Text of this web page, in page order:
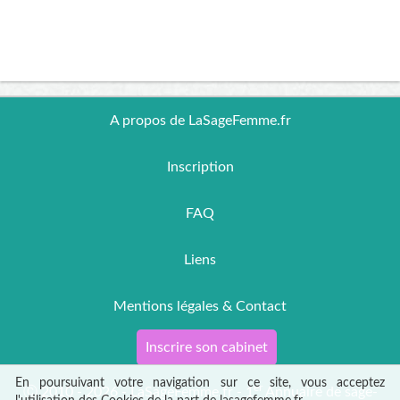
En poursuivant votre navigation sur ce site, vous acceptez
A propos de LaSageFemme.fr
Inscription
FAQ
Liens
Mentions légales & Contact
Inscrire son cabinet
Ⓒ 2010 - 2026 - LaSageFemme.fr - 1er Annuaire de sage-